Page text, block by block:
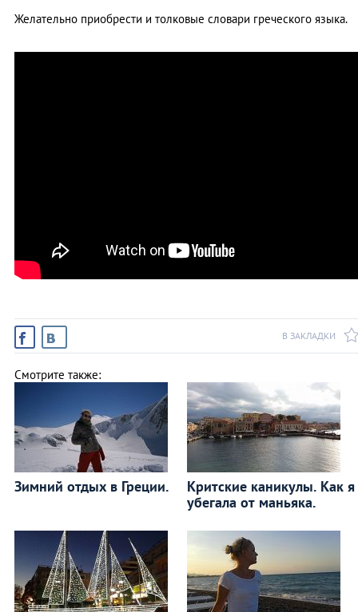
Желательно приобрести и толковые словари греческого языка.
В ЗАКЛАДКИ
Смотрите также:
Зимний отдых в Греции.
Критские каникулы. Как я
убегала от маньяка.